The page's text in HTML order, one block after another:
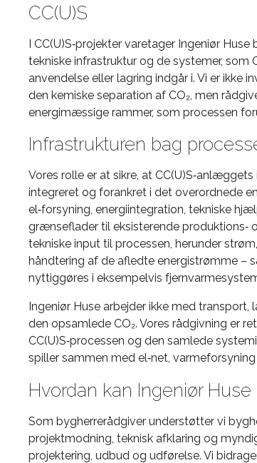
CC(U)S
I CC(U)S‑projekter varetager Ingeniør
tekniske infrastruktur og de systemer, som
anvendelse eller lagring indgår i. Vi er ikke
den kemiske separation af CO₂, men
energimæssige rammer, som processen
Infrastrukturen bag
Vores rolle er at sikre, at
integreret og forankret i det overordnede
el‑forsyning, energiintegration, tekniske
grænseflader til eksisterende produktions‑
tekniske input til processen, herunder
håndtering af de afledte energistrømme –
nyttiggøres i eksempelvis
Ingeniør Huse arbejder ikke med
den opsamlede CO₂. Vores rådgivning er
CC(U)S‑processen og den samlede
spiller sammen med el‑net,
Hvordan kan Ingeniør
Som bygherrerådgiver understøtter vi
projektmodning, teknisk afklaring og
projektering, udbud og udførelse. Vi